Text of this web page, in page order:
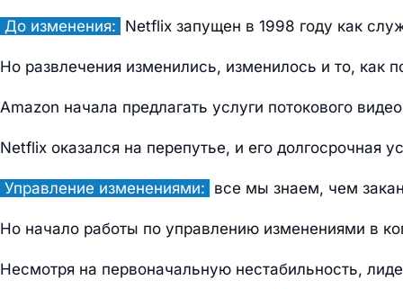
До изменения: Netflix запущен в 1998 году как
Но развлечения изменились, изменилось и то, как
Amazon начала предлагать услуги потокового
Netflix оказался на перепутье, и его долгосрочная
Управление изменениями: все мы знаем, чем
Но начало работы по управлению изменениями в
Несмотря на первоначальную нестабильность,